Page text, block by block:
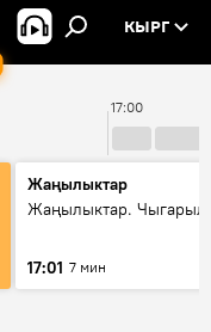
КЫРГ
17:00
Жаңылыктар
Жаңылыктар.
17:01 7 мин